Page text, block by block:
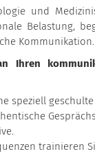
und
Belastung,
Kommunikation.
Ihren
speziell
trainieren